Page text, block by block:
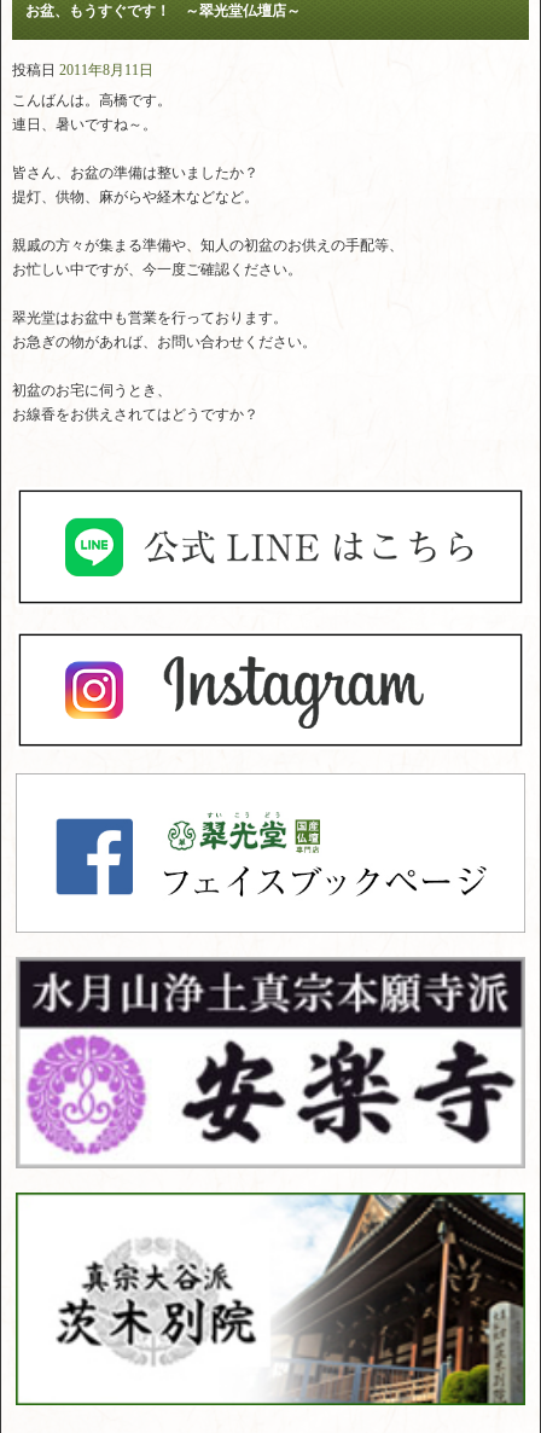
お盆、もうすぐです！ ～翠光堂仏壇店～
投稿日 2011年8月11日
こんばんは。高橋です。
連日、暑いですね～。
皆さん、お盆の準備は整いましたか？
提灯、供物、麻がらや経木などなど。
親戚の方々が集まる準備や、知人の初盆のお供えの手配等、
お忙しい中ですが、今一度ご確認ください。
翠光堂はお盆中も営業を行っております。
お急ぎの物があれば、お問い合わせください。
初盆のお宅に伺うとき、
お線香をお供えされてはどうですか？